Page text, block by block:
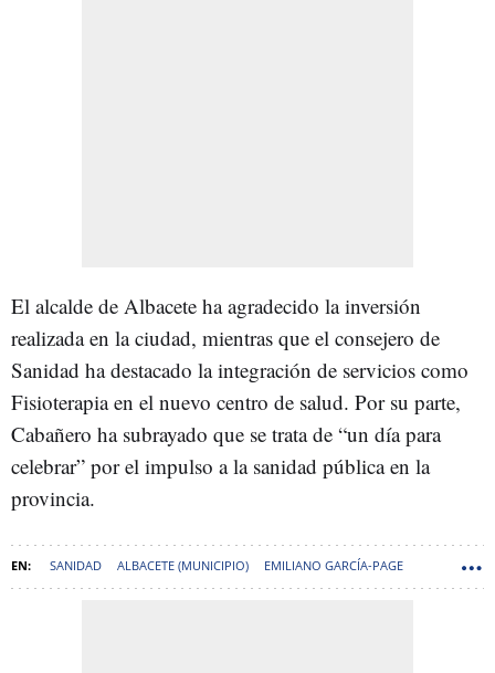
El alcalde de Albacete ha agradecido la inversión
realizada en la ciudad, mientras que el consejero de
Sanidad ha destacado la integración de servicios como
Fisioterapia en el nuevo centro de salud. Por su parte,
Cabañero ha subrayado que se trata de “un día para
celebrar” por el impulso a la sanidad pública en la
provincia.
SANIDAD ALBACETE (MUNICIPIO) EMILIANO GARCÍA-PAGE